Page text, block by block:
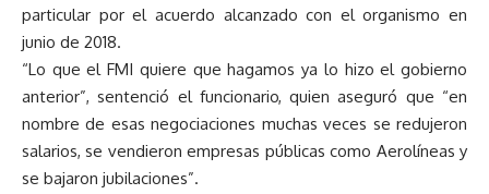
particular por el acuerdo alcanzado con el organismo en
junio de 2018.
“Lo que el FMI quiere que hagamos ya lo hizo el gobierno
anterior”, sentenció el funcionario, quien aseguró que “en
nombre de esas negociaciones muchas veces se redujeron
salarios, se vendieron empresas públicas como Aerolíneas y
se bajaron jubilaciones”.